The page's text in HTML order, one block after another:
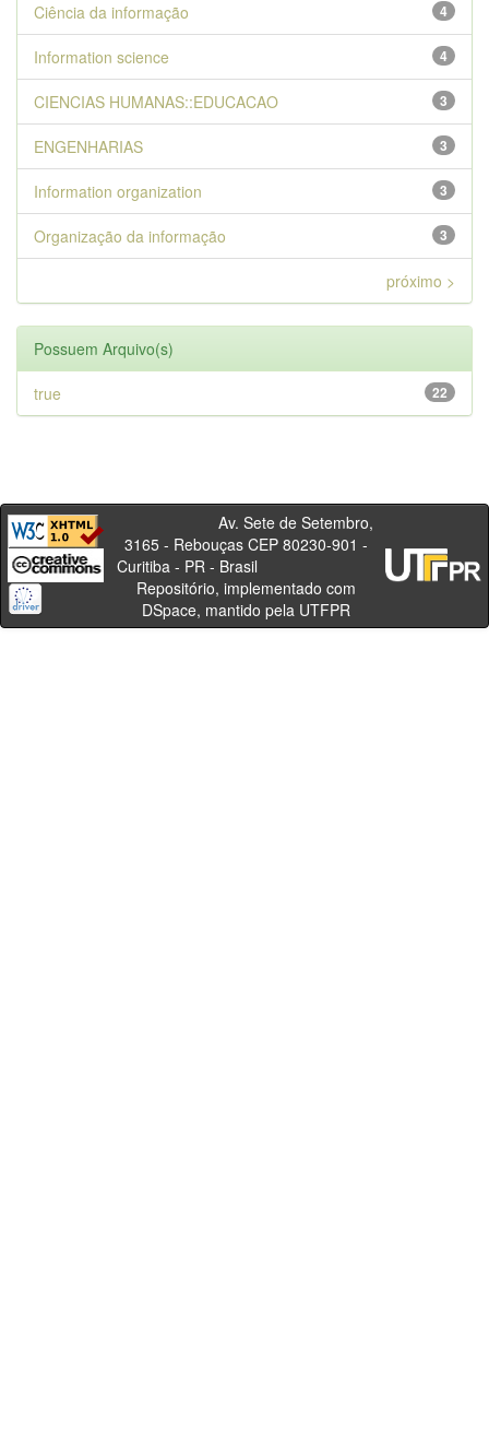
4
Ciência da informação
4
Information science
3
CIENCIAS HUMANAS::EDUCACAO
3
ENGENHARIAS
3
Information organization
3
Organização da informação
próximo >
Possuem Arquivo(s)
22
true
Av. Sete de Setembro,
3165 - Rebouças CEP 80230-901 -
Curitiba - PR - Brasil
Repositório, implementado com
DSpace, mantido pela UTFPR